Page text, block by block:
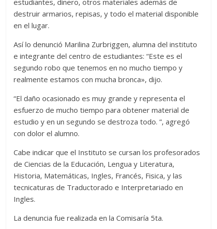
estudiantes, dinero, otros materiales además de
destruir armarios, repisas, y todo el material disponible
en el lugar.
Así lo denunció Marilina Zurbriggen, alumna del instituto
e integrante del centro de estudiantes: “Este es el
segundo robo que tenemos en no mucho tiempo y
realmente estamos con mucha bronca», dijo.
“El daño ocasionado es muy grande y representa el
esfuerzo de mucho tiempo para obtener material de
estudio y en un segundo se destroza todo. ”, agregó
con dolor el alumno.
Cabe indicar que el Instituto se cursan los profesorados
de Ciencias de la Educación, Lengua y Literatura,
Historia, Matemáticas, Ingles, Francés, Fisica, y las
tecnicaturas de Traductorado e Interpretariado en
Ingles.
La denuncia fue realizada en la Comisaría 5ta.